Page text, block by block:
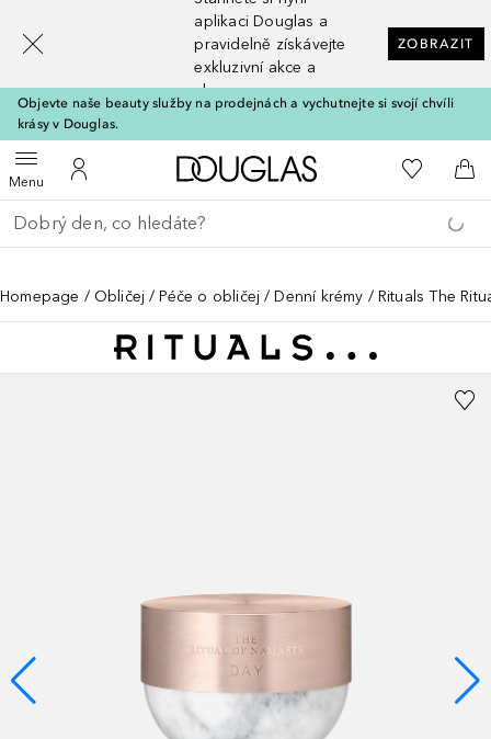
aplikaci Douglas a
pravidelně získávejte
exkluzivní akce a
slevy
ZOBRAZIT
Objevte naše beauty služby na prodejnách a vychutnejte si svojí chvíli
krásy v Douglas.
MenuOtevřít menuK mému účtu
Domů K mému
Do
Vraťte se
Proveďte vyhledávání
Homepage Obličej Péče o obličej Denní krémy Rituals The
[navigation.slideout.screenreader]